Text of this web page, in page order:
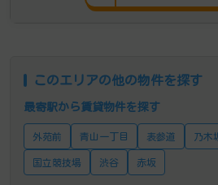
このエリアの他の物件を探す
最寄駅から賃貸物件を探す
外苑前 青山一丁目 表参道 乃木
国立競技場 渋谷 赤坂